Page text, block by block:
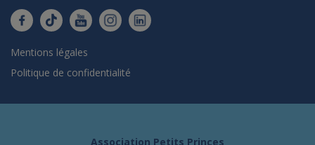
Mentions légales
Politique de confidentialité
Association Petits Princes